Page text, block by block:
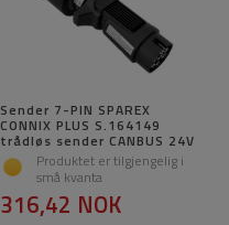
Sender 7-PIN SPAREX
CONNIX PLUS S.164149
trådløs sender CANBUS 24V
Produktet er tilgjengelig i
små kvanta
316,42 NOK